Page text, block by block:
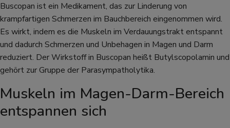
Buscopan ist ein Medikament, das zur Linderung von
krampfartigen Schmerzen im Bauchbereich eingenommen wird.
Es wirkt, indem es die Muskeln im Verdauungstrakt entspannt
und dadurch Schmerzen und Unbehagen in Magen und Darm
reduziert. Der Wirkstoff in Buscopan heißt Butylscopolamin und
gehört zur Gruppe der Parasympatholytika.
Muskeln im Magen-Darm-Bereich
entspannen sich